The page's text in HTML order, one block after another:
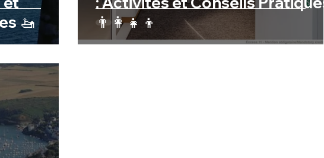
🚤
👨‍👩‍👧‍👦